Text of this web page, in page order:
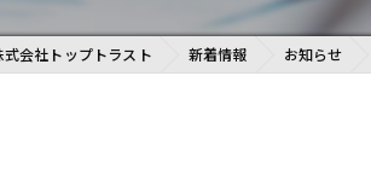
式会社トップトラスト 新着情報 お知らせ